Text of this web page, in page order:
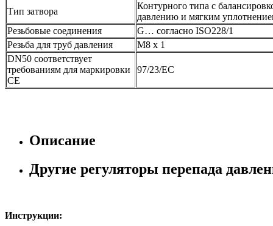
Тип затвора
Контурного типа с
давлению и мягким
Резьбовые соединения
G… согласно ISO228/1
Резьба для труб давления
M8 x 1
DN50 соответствует
требованиям для маркировки
CE
97/23/EC
Описание
Другие регуляторы перепада
Инструкции: